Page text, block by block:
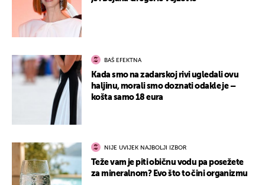
BAŠ EFEKTNA
Kada smo na zadarskoj rivi ugledali ovu
haljinu, morali smo doznati odakle je –
košta samo 18 eura
NIJE UVIJEK NAJBOLJI IZBOR
Teže vam je piti običnu vodu pa posežete
za mineralnom? Evo što to čini organizmu